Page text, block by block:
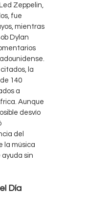
Zeppelin,
fue
mientras
Dylan
la
140
a
Aunque
desvío
del
la música
sin
Día